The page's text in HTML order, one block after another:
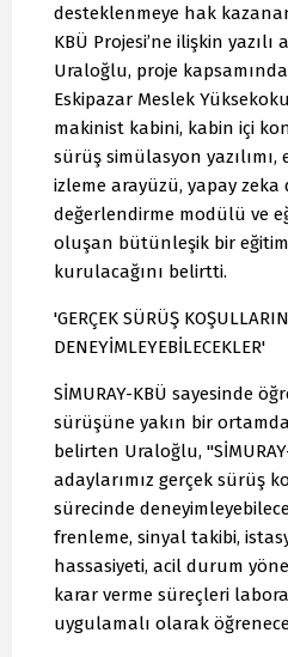
desteklenmeye hak
KBÜ Projesi’ne ilişkin yazılı
Uraloğlu, proje
Eskipazar Meslek
makinist kabini, kabin içi
sürüş simülasyon
izleme arayüzü, yapay
değerlendirme modülü ve
oluşan bütünleşik bir
kurulacağını belirtti.
'GERÇEK SÜRÜŞ
DENEYİMLEYEBİLECEKLER'
SİMURAY-KBÜ sayesinde
sürüşüne yakın bir
belirten Uraloğlu,
adaylarımız gerçek sürüş
sürecinde
frenleme, sinyal takibi,
hassasiyeti, acil durum
karar verme süreçleri
uygulamalı olarak